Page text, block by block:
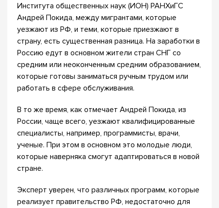
Института общественных наук (ИОН) РАНХиГС
Андрей Покида, между мигрантами, которые
уезжают из РФ, и теми, которые приезжают в
страну, есть существенная разница. На заработки в
Россию едут в основном жители стран СНГ со
средним или неоконченным средним образованием,
которые готовы заниматься ручным трудом или
работать в сфере обслуживания.
В то же время, как отмечает Андрей Покида, из
России, чаще всего, уезжают квалифицированные
специалисты, например, программисты, врачи,
ученые. При этом в основном это молодые люди,
которые наверняка смогут адаптироваться в новой
стране.
Эксперт уверен, что различных программ, которые
реализует правительство РФ, недостаточно для